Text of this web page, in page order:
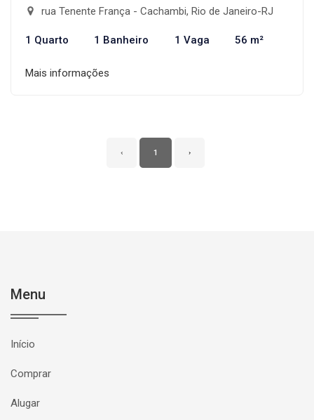
rua Tenente França - Cachambi, Rio de Janeiro-RJ
1 Quarto 1 Banheiro 1 Vaga 56 m²
Mais informações
‹ 1 ›
Menu
Início
Comprar
Alugar